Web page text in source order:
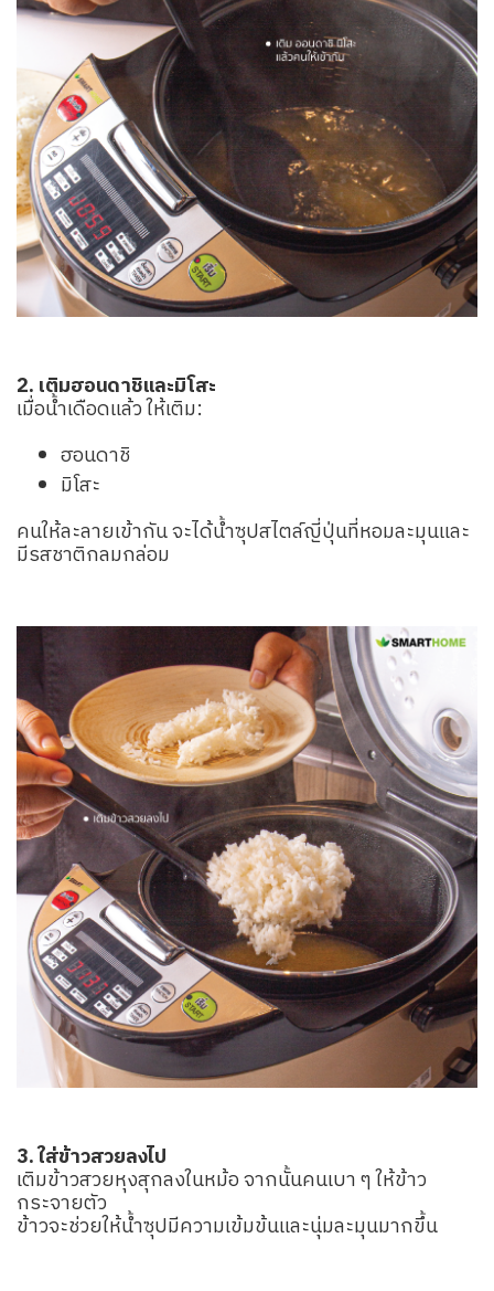
2. เติมฮอนดาชิและมิโสะ
เมื่อน้ำเดือดแล้ว ให้เติม:
ฮอนดาชิ
มิโสะ
คนให้ละลายเข้ากัน จะได้น้ำซุปสไตล์ญี่ปุ่นที่หอมละมุนและ
มีรสชาติกลมกล่อม
3. ใส่ข้าวสวยลงไป
เติมข้าวสวยหุงสุกลงในหม้อ จากนั้นคนเบา ๆ ให้ข้าว
กระจายตัว
ข้าวจะช่วยให้น้ำซุปมีความเข้มข้นและนุ่มละมุนมากขึ้น